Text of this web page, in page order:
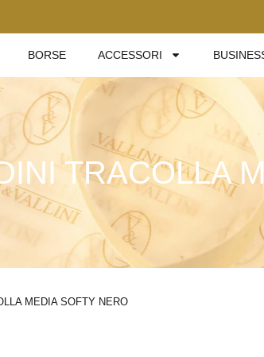
BORSE ACCESSORI
TRACOLLA
MEDIA SOFTY NERO